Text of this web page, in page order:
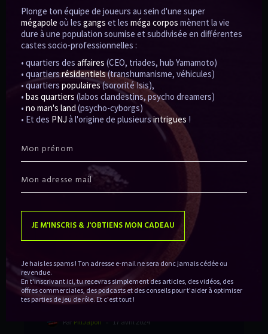
ParPillJapon - 21 juillet 2024
Avant, j’étais
illustrateur… mais pas
que
2 11
Archives
Par PillJapon - 17 avril 2024
Plonge ton équipe de joueurs au sein d'une super
mégapole où les gangs et les méga corpos mènent la vie
dure à une population soumise et subdivisée en différentes
castes socio-professionnelles :
• quartiers des affaires (CEO, triades, hub Yamamoto)
• quartiersrésidentiels(transhumanisme, véhicules)
• quartiers populaires(sororité Isis),
• bas quartiers (labos clandestins, psycho dreamers)
• no man's land (psycho-cyborgs)
• Et des PNJ à l'origine de plusieursintrigues !
JE M'INSCRIS & J'OBTIENS MON CADEAU
Je hais les spams ! Ton adresse e-mail ne sera donc jamais cédée ou
revendue.
En t'inscrivant ici, tu recevras simplement des articles, des vidéos, des
offres commerciales, des podcasts et des conseils pour t'aider à optimiser
tes parties de jeu de rôle.Et c'est tout !